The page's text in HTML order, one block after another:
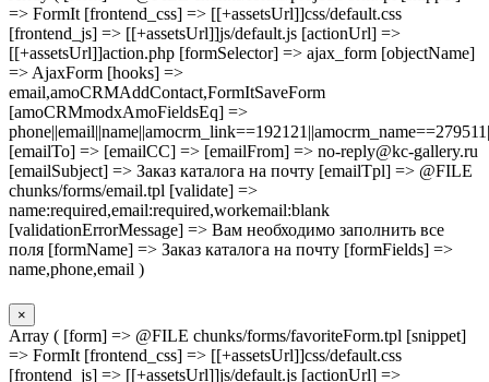
=> FormIt [frontend_css] => [[+assetsUrl]]css/default.css
[frontend_js] => [[+assetsUrl]]js/default.js [actionUrl] =>
[[+assetsUrl]]action.php [formSelector] => ajax_form [objectName]
=> AjaxForm [hooks] =>
email,amoCRMAddContact,FormItSaveForm
[amoCRMmodxAmoFieldsEq] =>
[emailTo] => [emailCC] => [emailFrom] => no-reply@kc-gallery.ru
[emailSubject] => Заказ каталога на почту [emailTpl] => @FILE
chunks/forms/email.tpl [validate] =>
name:required,email:required,workemail:blank
[validationErrorMessage] => Вам необходимо заполнить все
поля [formName] => Заказ каталога на почту [formFields] =>
name,phone,email )
×
Array ( [form] => @FILE chunks/forms/favoriteForm.tpl [snippet]
=> FormIt [frontend_css] => [[+assetsUrl]]css/default.css
[frontend_js] => [[+assetsUrl]]js/default.js [actionUrl] =>